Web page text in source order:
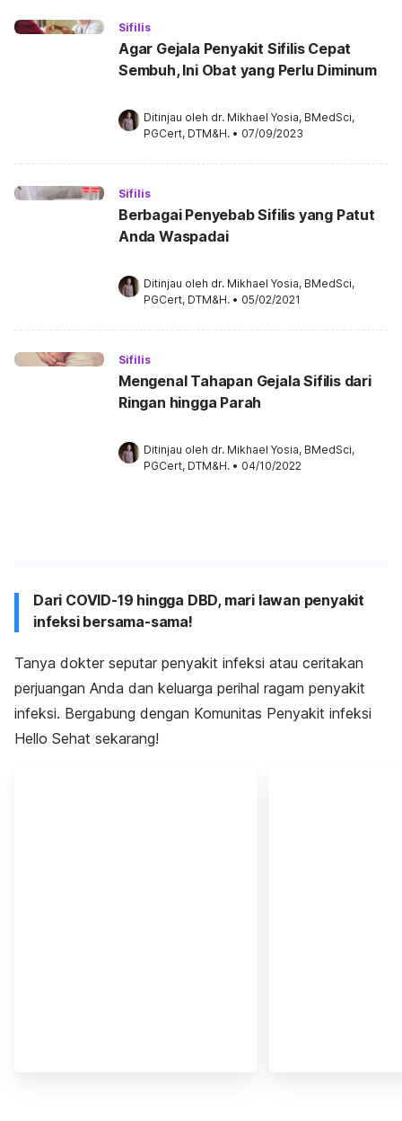
Sifilis
Agar Gejala Penyakit Sifilis Cepat
Sembuh, Ini Obat yang Perlu Diminum
Ditinjau oleh dr. Mikhael Yosia, BMedSci,
PGCert, DTM&H. • 07/09/2023
Sifilis
Berbagai Penyebab Sifilis yang Patut
Anda Waspadai
Ditinjau oleh dr. Mikhael Yosia, BMedSci,
PGCert, DTM&H. • 05/02/2021
Sifilis
Mengenal Tahapan Gejala Sifilis dari
Ringan hingga Parah
Ditinjau oleh dr. Mikhael Yosia, BMedSci,
PGCert, DTM&H. • 04/10/2022
Dari COVID-19 hingga DBD, mari lawan penyakit
infeksi bersama-sama!
Tanya dokter seputar penyakit infeksi atau ceritakan
perjuangan Anda dan keluarga perihal ragam penyakit
infeksi. Bergabung dengan Komunitas Penyakit infeksi
Hello Sehat sekarang!